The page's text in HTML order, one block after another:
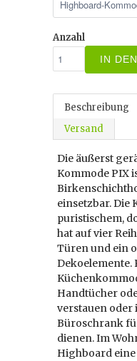
Anzahl
IN
Beschreibung
Versand
Die äußerst
Kommode PIX
einsetzbar. Die
puristischem,
hat auf vier
Türen und ein
Dekoelemente.
Handtücher
verstauen oder
Büroschrank
dienen. Im
Highboard